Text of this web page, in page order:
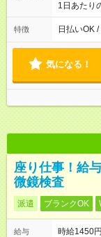
1日あたり
働8時間）
よって時
特徴 日払いOK
気になる！
座り仕事！給
微鏡検査
派遣 ブランクOK
給与
時給1450